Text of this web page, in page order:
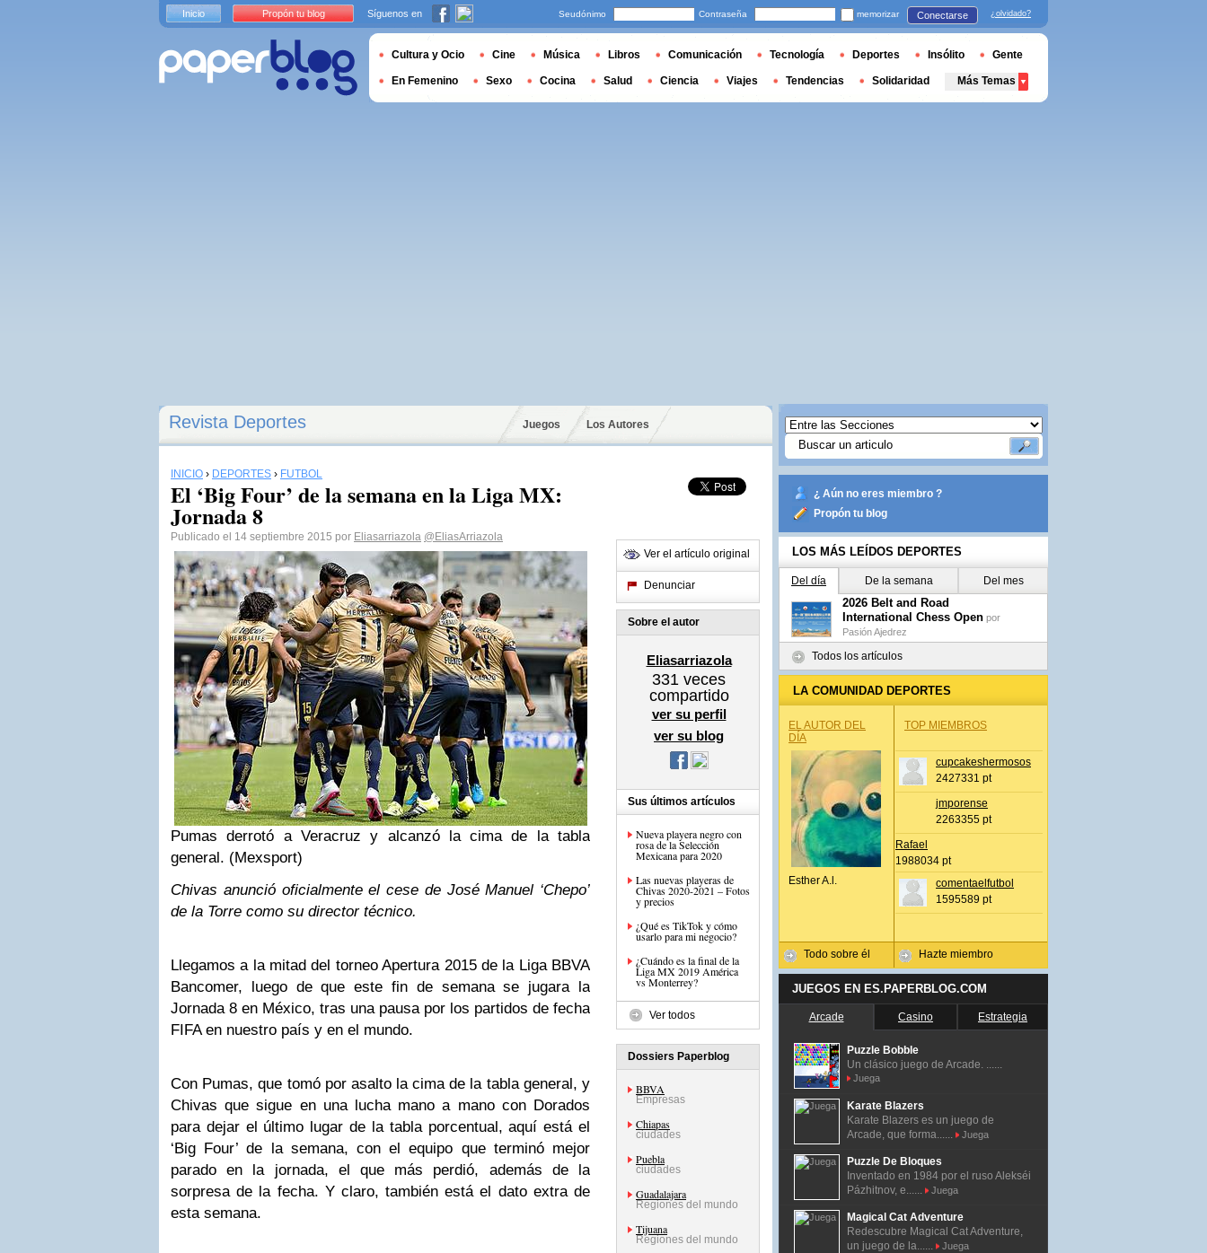
Revista Deportes Juegos Los Autores
INICIO › DEPORTES › FÚTBOL
El ‘Big Four’ de la semana en la Liga MX:
Jornada 8
Publicado el 14 septiembre 2015 por Eliasarriazola @EliasArriazola
Pumas derrotó a Veracruz y alcanzó la cima de la tabla
general. (Mexsport)
Chivas anunció oficialmente el cese de José Manuel ‘Chepo’
de la Torre como su director técnico.
Llegamos a la mitad del torneo Apertura 2015 de la Liga BBVA
Bancomer, luego de que este fin de semana se jugara la
Jornada 8 en México, tras una pausa por los partidos de fecha
FIFA en nuestro país y en el mundo.
Con Pumas, que tomó por asalto la cima de la tabla general, y
Chivas que sigue en una lucha mano a mano con Dorados
para dejar el último lugar de la tabla porcentual, aquí está el
‘Big Four’ de la semana, con el equipo que terminó mejor
parado en la jornada, el que más perdió, además de la
sorpresa de la fecha. Y claro, también está el dato extra de
esta semana.
Ver el artículo original
Denunciar
Sobre el autor
Eliasarriazola
331 veces
compartido
ver su perfil
ver su blog
Sus últimos artículos
Nueva playera negro con
rosa de la Selección
Mexicana para 2020
Las nuevas playeras de
Chivas 2020-2021 – Fotos
y precios
¿Qué es TikTok y cómo
usarlo para mi negocio?
¿Cuándo es la final de la
Liga MX 2019 América
vs Monterrey?
Ver todos
Dossiers Paperblog
BBVA
Empresas
Chiapas
ciudades
Puebla
ciudades
Guadalajara
Regiones del mundo
Tijuana
Regiones del mundo
¿ Aún no eres miembro ?
Propón tu blog
LOS MÁS LEÍDOS DEPORTES
Del día De la semana Del mes
2026 Belt and Road
International Chess Open por
Pasión Ajedrez
Todos los artículos
LA COMUNIDAD DEPORTES
EL AUTOR DEL
DÍA
Esther A.l.
Todo sobre él
TOP MIEMBROS
cupcakeshermosos
2427331 pt
jmporense
2263355 pt
Rafael
1988034 pt
comentaelfutbol
1595589 pt
Hazte miembro
JUEGOS EN ES.PAPERBLOG.COM
Arcade Casino Estrategia
Puzzle Bobble
Un clásico juego de Arcade. ......
Juega
Karate Blazers
Karate Blazers es un juego de
Arcade, que forma......
Juega
Puzzle De Bloques
Inventado en 1984 por el ruso Alekséi
Pázhitnov, e......
Juega
Magical Cat Adventure
Redescubre Magical Cat Adventure,
un juego de la......
Juega
Inicio Propón tu blog Síguenos en Seudónimo Contraseña memorizar Conectarse ¿olvidado?
Cultura y Ocio Cine Música Libros Comunicación Tecnología Deportes Insólito Gente
En Femenino Sexo Cocina Salud Ciencia Viajes Tendencias Solidaridad Más Temas